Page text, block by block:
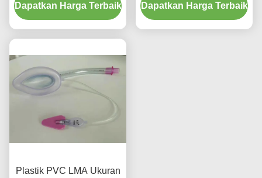
anak
Dapatkan Harga Terbaik
Dapatkan Harga Terbaik
Plastik PVC LMA Ukuran